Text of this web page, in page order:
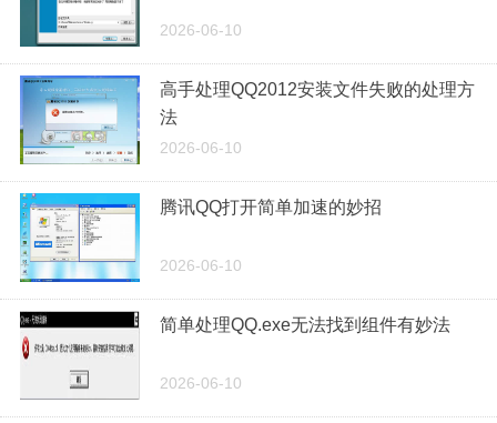
2026-06-10
高手处理QQ2012安装文件失败的处理方
法
2026-06-10
腾讯QQ打开简单加速的妙招
2026-06-10
简单处理QQ.exe无法找到组件有妙法
2026-06-10